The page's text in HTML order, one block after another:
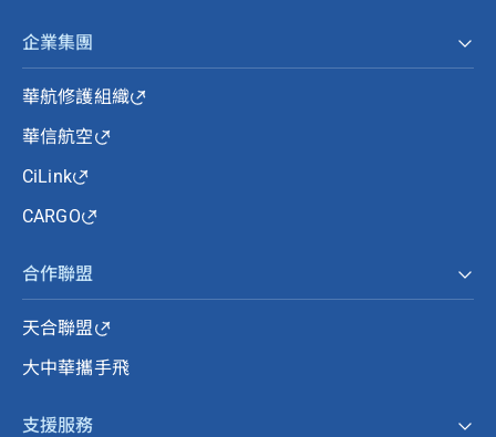
企業集團
華航修護組織
華信航空
CiLink
CARGO
合作聯盟
天合聯盟
大中華攜手飛
支援服務